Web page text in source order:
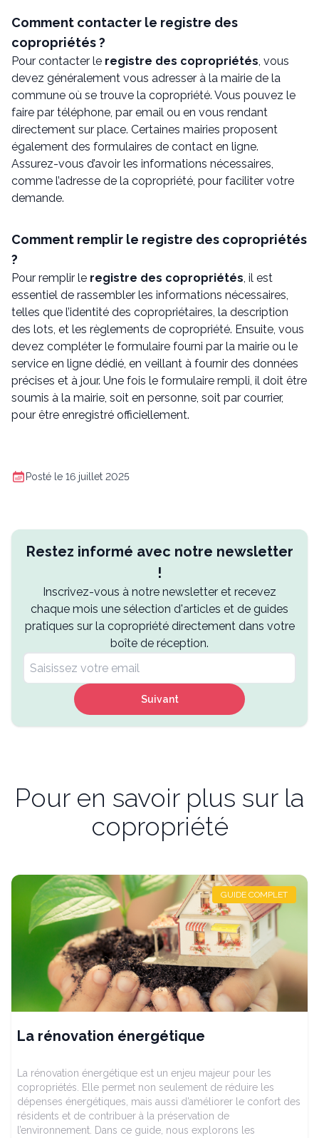
Comment contacter le registre des
copropriétés ?
Pour contacter le registre des copropriétés, vous
devez généralement vous adresser à la mairie de la
commune où se trouve la copropriété. Vous pouvez le
faire par téléphone, par email ou en vous rendant
directement sur place. Certaines mairies proposent
également des formulaires de contact en ligne.
Assurez-vous d’avoir les informations nécessaires,
comme l’adresse de la copropriété, pour faciliter votre
demande.
Comment remplir le registre des copropriétés
?
Pour remplir le registre des copropriétés, il est
essentiel de rassembler les informations nécessaires,
telles que l’identité des copropriétaires, la description
des lots, et les règlements de copropriété. Ensuite, vous
devez compléter le formulaire fourni par la mairie ou le
service en ligne dédié, en veillant à fournir des données
précises et à jour. Une fois le formulaire rempli, il doit être
soumis à la mairie, soit en personne, soit par courrier,
pour être enregistré officiellement.
Posté le 16 juillet 2025
Restez informé avec notre newsletter
!
Inscrivez-vous à notre newsletter et recevez
chaque mois une sélection d'articles et de guides
pratiques sur la copropriété directement dans votre
boîte de réception.
Suivant
Pour en savoir plus sur la
copropriété
GUIDE COMPLET
La rénovation énergétique
La rénovation énergétique est un enjeu majeur pour les
copropriétés. Elle permet non seulement de réduire les
dépenses énergétiques, mais aussi d’améliorer le confort des
résidents et de contribuer à la préservation de
l’environnement. Dans ce guide, nous explorons les